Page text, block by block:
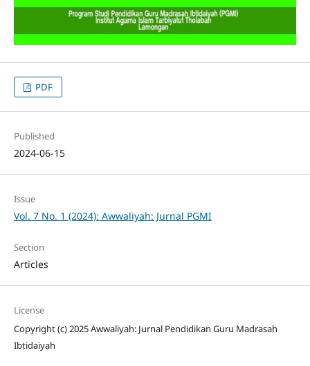
PDF
Published
2024-06-15
Issue
Vol. 7 No. 1 (2024): Awwaliyah: Jurnal PGMI
Section
Articles
License
Copyright (c) 2025 Awwaliyah: Jurnal Pendidikan Guru Madrasah
Ibtidaiyah